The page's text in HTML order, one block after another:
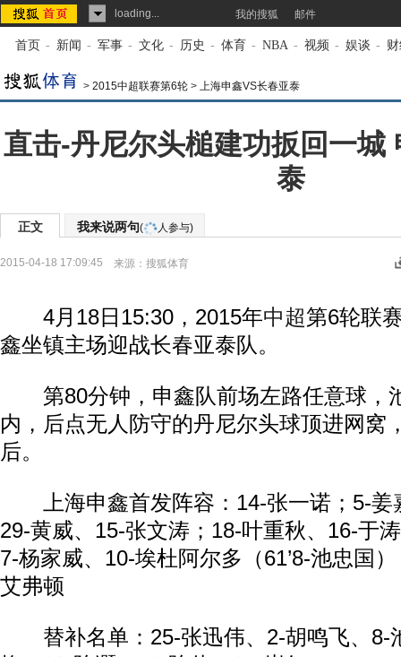
loading... 我的搜狐 邮件
首页 - 新闻 - 军事 - 文化 - 历史 - 体育 - NBA - 视频 - 娱谈 -
> 2015中超联赛第6轮 > 上海申鑫VS长春亚泰
直击-丹尼尔头槌建功扳回一城
泰
正文 我来说两句( 人参与)
2015-04-18 17:09:45 来源： 搜狐体育
4月18日15:30，2015年中超第6轮联
鑫坐镇主场迎战长春亚泰队。
第80分钟，申鑫队前场左路任意球，
内，后点无人防守的丹尼尔头球顶进网窝
后。
上海申鑫首发阵容：14-张一诺；5-姜
29-黄威、15-张文涛；18-叶重秋、16-于
7-杨家威、10-埃杜阿尔多（61’8-池忠国
艾弗顿
替补名单：25-张迅伟、2-胡鸣飞、8-